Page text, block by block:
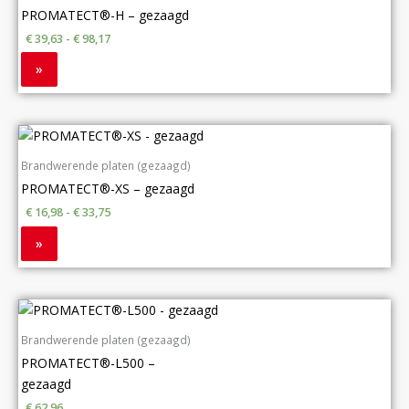
de
productpagina
PROMATECT®-H – gezaagd
€39,63 - €98,17
»
de
productpagina
Brandwerende platen (gezaagd)
PROMATECT®-XS – gezaagd
€16,98- €33,75
»
de
productpagina
Brandwerende platen (gezaagd)
PROMATECT®-L500 –
gezaagd
de
productpagina
de
productpagina